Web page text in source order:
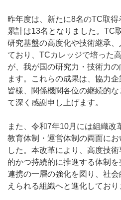
昨年度は、新たに8名のTC取
累計は13名となりました。TC
研究基盤の高度化や技術継承
ており、TCカレッジで培った
が、我が国の研究力・技術力
ます。これらの成果は、協力
皆様、関係機関各位の継続的
て深く感謝申し上げます。
また、令和7年10月には組織改
教育体制・運営体制の両面に
した。本改革により、高度技
的かつ持続的に推進する体制
連携の一層の強化を図り、社
えられる組織へと進化しており